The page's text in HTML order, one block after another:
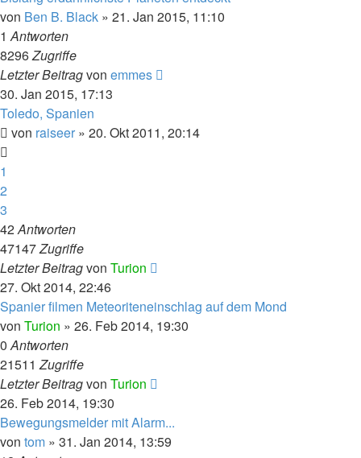
von Ben B. Black » 21. Jan 2015, 11:10
1Antworten
8296Zugriffe
Letzter Beitragvon emmes
30. Jan 2015, 17:13
Toledo, Spanien
von raiseer » 20. Okt 2011, 20:14
1
2
3
42Antworten
47147Zugriffe
Letzter Beitragvon Turion
27. Okt 2014, 22:46
Spanier filmen Meteoriteneinschlag auf dem Mond
von Turion » 26. Feb 2014, 19:30
0Antworten
21511Zugriffe
Letzter Beitragvon Turion
26. Feb 2014, 19:30
Bewegungsmelder mit Alarm...
von tom » 31. Jan 2014, 13:59